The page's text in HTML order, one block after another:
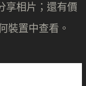
相片；還有價
裝置中查看。